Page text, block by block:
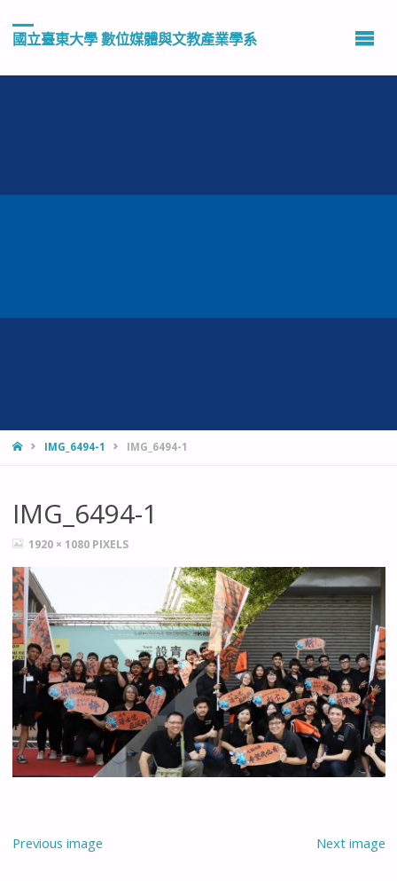
國立臺東大學 數位媒體與文教產業學系
HOMEIMG_6494-1 IMG_6494-1
IMG_6494-1
FULL1920 × 1080 PIXELS
Previous image Next image